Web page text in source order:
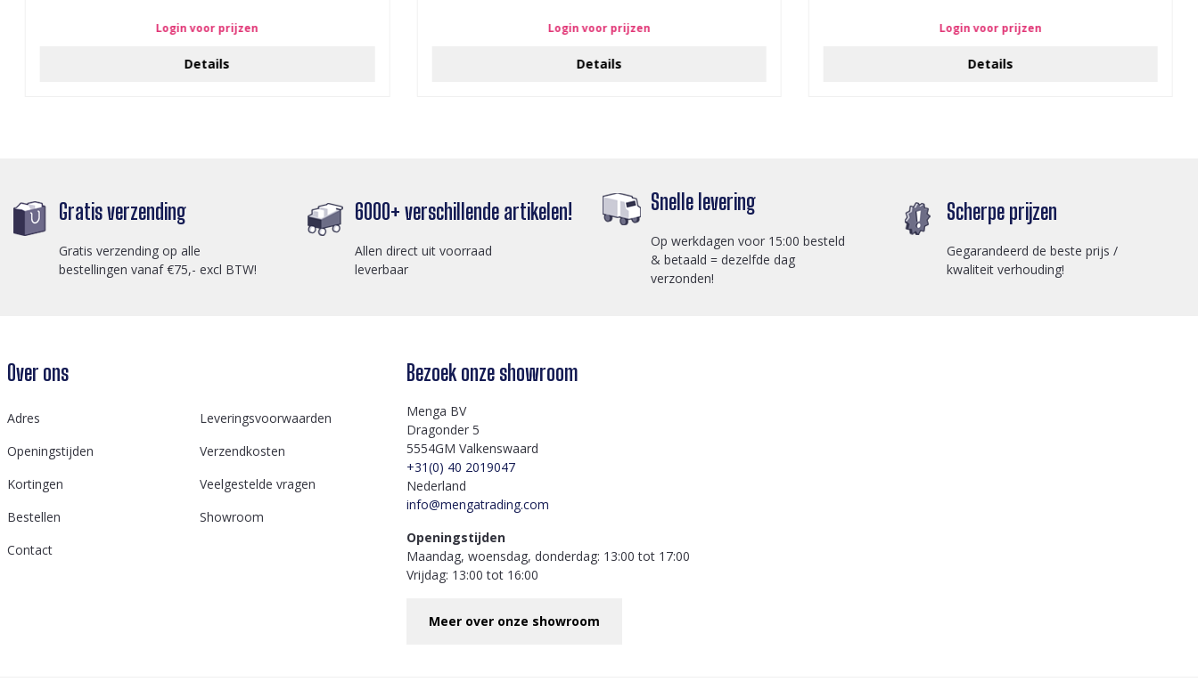
Login voor prijzen
Details
Login voor prijzen
Details
Login voor prijzen
Details
Gratis verzending
Gratis verzending op alle
bestellingen vanaf €75,- excl BTW!
6000+ verschillende artikelen!
Allen direct uit voorraad
leverbaar
Snelle levering
Op werkdagen voor 15:00 besteld
& betaald = dezelfde dag
verzonden!
Scherpe prijzen
Gegarandeerd de beste prijs /
kwaliteit verhouding!
Over ons
Adres
Leveringsvoorwaarden
Openingstijden
Verzendkosten
Kortingen
Veelgestelde vragen
Bestellen
Showroom
Contact
Bezoek onze showroom
Menga BV
Dragonder 5
5554GM Valkenswaard
+31(0) 40 2019047
Nederland
info@mengatrading.com
Openingstijden
Maandag, woensdag, donderdag: 13:00 tot 17:00
Vrijdag: 13:00 tot 16:00
Meer over onze showroom